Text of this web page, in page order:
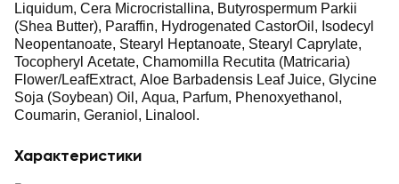
Liquidum, Cera Microcristallina, Butyrospermum Parkii
(Shea Butter), Paraffin, Hydrogenated CastorOil, Isodecyl
Neopentanoate, Stearyl Heptanoate, Stearyl Caprylate,
Tocopheryl Acetate, Chamomilla Recutita (Matricaria)
Flower/LeafExtract, Aloe Barbadensis Leaf Juice, Glycine
Soja (Soybean) Oil, Aqua, Parfum, Phenoxyethanol,
Coumarin, Geraniol, Linalool.
Характеристики